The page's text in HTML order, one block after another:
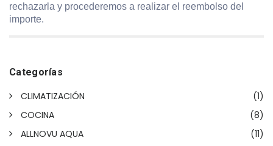
rechazarla y procederemos a realizar el reembolso del
importe.
Categorías
CLIMATIZACIÓN
(1)
COCINA
(8)
ALLNOVU AQUA
(11)